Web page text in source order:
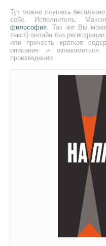
Тут можно слушать
себе. Исполнитель:
философия. Так же Вы
текст) онлайн без
или прочесть краткое
описание и
произведении.